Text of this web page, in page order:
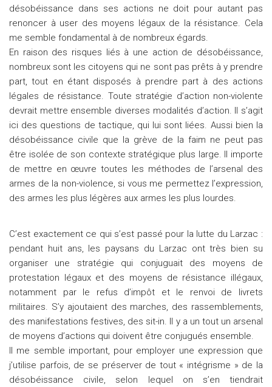
désobéissance dans ses actions ne doit pour autant pas
renoncer à user des moyens légaux de la résistance. Cela
me semble fondamental à de nombreux égards.
En raison des risques liés à une action de désobéissance,
nombreux sont les citoyens qui ne sont pas prêts à y prendre
part, tout en étant disposés à prendre part à des actions
légales de résistance. Toute stratégie d’action non-violente
devrait mettre ensemble diverses modalités d’action. Il s’agit
ici des questions de tactique, qui lui sont liées. Aussi bien la
désobéissance civile que la grève de la faim ne peut pas
être isolée de son contexte stratégique plus large. Il importe
de mettre en œuvre toutes les méthodes de l’arsenal des
armes de la non-violence, si vous me permettez l’expression,
des armes les plus légères aux armes les plus lourdes.
C’est exactement ce qui s’est passé pour la lutte du Larzac :
pendant huit ans, les paysans du Larzac ont très bien su
organiser une stratégie qui conjuguait des moyens de
protestation légaux et des moyens de résistance illégaux,
notamment par le refus d’impôt et le renvoi de livrets
militaires. S’y ajoutaient des marches, des rassemblements,
des manifestations festives, des sit-in. Il y a un tout un arsenal
de moyens d’actions qui doivent être conjugués ensemble.
Il me semble important, pour employer une expression que
j’utilise parfois, de se préserver de tout « intégrisme » de la
désobéissance civile, selon lequel on s’en tiendrait